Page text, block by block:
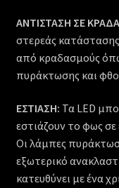
ΑΝΤΙΣΤΑΣΗ ΣΕ
στερεάς
από κραδασμούς
πυράκτωσης και
ΕΣΤΙΑΣΗ: Τα LED
εστιάζουν το φως σε
Οι λάμπες
εξωτερικό
κατευθύνει με ένα